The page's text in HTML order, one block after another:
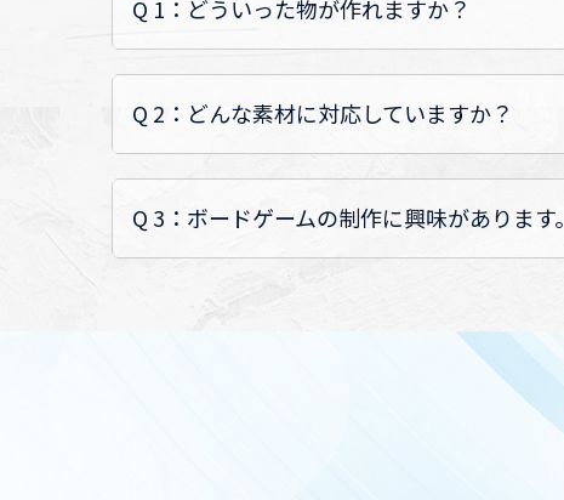
Q 1：どういった物が作れますか？
Q 2：どんな素材に対応していますか？
Q 3：ボードゲームの制作に興味があります。